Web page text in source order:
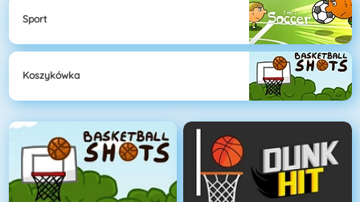
Sport
Koszykówka